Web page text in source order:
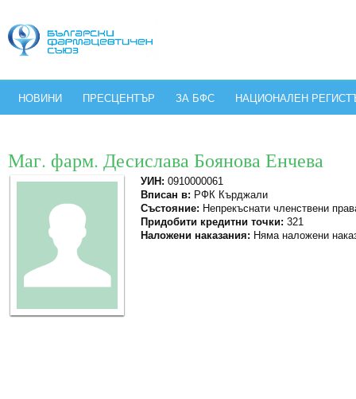
НОВИНИ ПРЕСЦЕНТЪР ЗА БФС НАЦИОНАЛЕН
Маг. фарм. Десислава Боянова Енчева
УИН: 0910000061
Вписан в: РФК Кърджали
Състояние: Непрекъснати членствени
Придобити кредитни точки: 321
Наложени наказания: Няма наложени